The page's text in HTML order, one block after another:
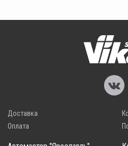
Доставка
Оплата